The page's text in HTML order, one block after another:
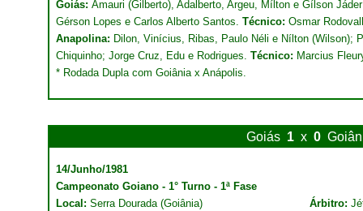
Goiás: Amauri (Gilberto), Adalberto, Argeu, Mílton e Gílson
Gérson Lopes e Carlos Alberto Santos. Técnico: Osmar
Anapolina: Dilon, Vinícius, Ribas, Paulo Néli e Nílton (Wilson);
Chiquinho; Jorge Cruz, Edu e Rodrigues. Técnico: Marcius
* Rodada Dupla com Goiânia x Anápolis.
Goiás 1 x 0
14/Junho/1981
Campeonato Goiano - 1° Turno - 1ª Fase
Local: Serra Dourada (Goiânia) Árbitro: